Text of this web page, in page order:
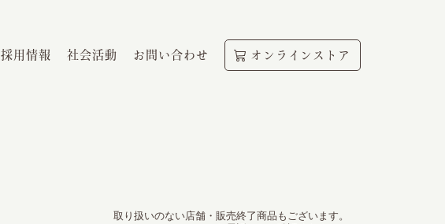
採用情報 社会活動 お問い合わせ オンラインストア
取り扱いのない店舗・販売終了商品もございます。